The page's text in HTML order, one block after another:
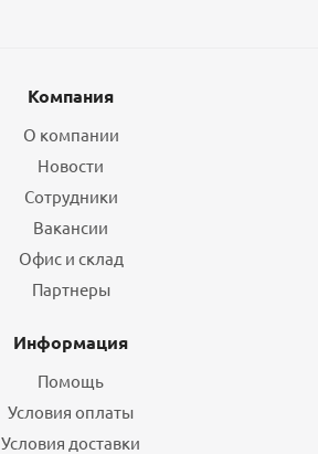
Компания
О компании
Новости
Сотрудники
Вакансии
Офис и склад
Партнеры
Информация
Помощь
Условия оплаты
Условия доставки